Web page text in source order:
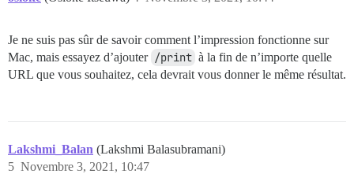
Je ne suis pas sûr de savoir comment l’impression fonctionne sur
Mac, mais essayez d’ajouter /print à la fin de n’importe quelle
URL que vous souhaitez, cela devrait vous donner le même résultat.
Lakshmi_Balan (Lakshmi Balasubramani)
Novembre 3, 2021, 10:47
5